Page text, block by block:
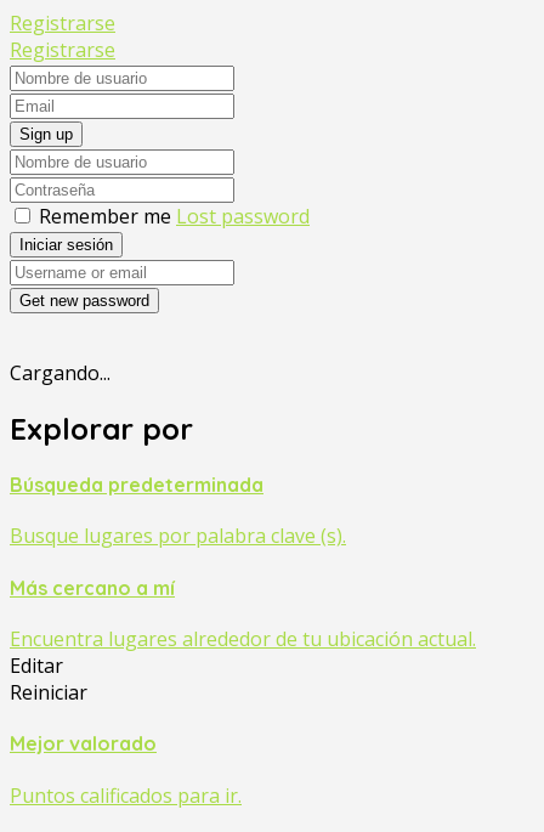
Registrarse
Registrarse
Sign up
Remember me Lost password
Iniciar sesión
Get new password
Cargando...
Explorar por
Búsqueda predeterminada
Busque lugares por palabra clave (s).
Más cercano a mí
Encuentra lugares alrededor de tu ubicación actual.
Editar
Reiniciar
Mejor valorado
Puntos calificados para ir.